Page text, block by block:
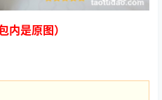
内是原图）